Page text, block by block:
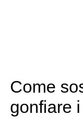
Come
gonfiare